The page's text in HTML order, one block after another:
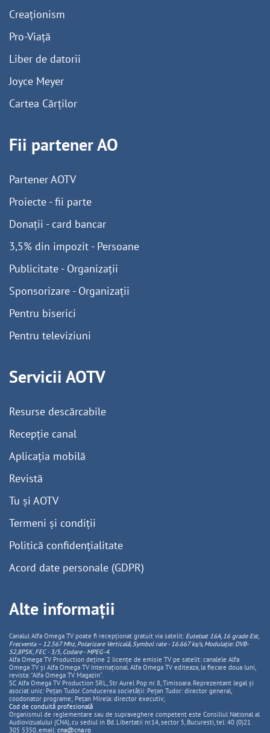
Creaționism
Pro-Viață
Liber de datorii
Joyce Meyer
Cartea Cărților
Fii partener AO
Partener AOTV
Proiecte - fii parte
Donații - card bancar
3,5% din impozit - Persoane
Publicitate - Organizații
Sponsorizare - Organizații
Pentru biserici
Pentru televiziuni
Servicii AOTV
Resurse descărcabile
Recepție canal
Aplicația mobilă
Revistă
Tu și AOTV
Termeni și condiții
Politică confidențialitate
Acord date personale (GDPR)
Alte informații
Canalul Alfa Omega TV poate fi recepționat gratuit via satelit: Eutelsat 16A, 16 grade Est,
Frecventa – 12.567 Mhz, PolarizareVerticală, Symbol rate - 16.667 ks/s, Modulație: DVB-
S2,8PSK, FEC - 3/5, Codare - MPEG-4.
Alfa Omega TV Production deține 2 licențe de emisie TV pe satelit: canalele Alfa
Omega TV și Alfa Omega TV Internațional. Alfa Omega TV editeaza, la fiecare doua luni,
revista: "Alfa Omega TV Magazin".
SC Alfa Omega TV Production SRL, Str Aurel Pop nr. 8, Timisoara. Reprezentant legal și
asociat unic: Pețan Tudor. Conducerea societății: Pețan Tudor: director general,
coodonator programe; Pețan Mirela: director executiv;
Cod de conduită profesională
Organismul de reglementare sau de supraveghere competent este Consiliul National al
Audiovizualului (CNA), cu sediul in Bd. Libertatii nr.14, sector 5, Bucuresti, tel: 40 (0)21
305 5350, email: cna@cna.ro